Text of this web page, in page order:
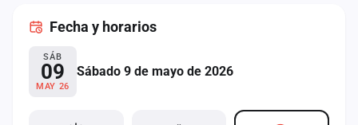
Fecha y horarios
SÁB
09
MAY 26
Sábado 9 de mayo de 2026
Administración
Contacto